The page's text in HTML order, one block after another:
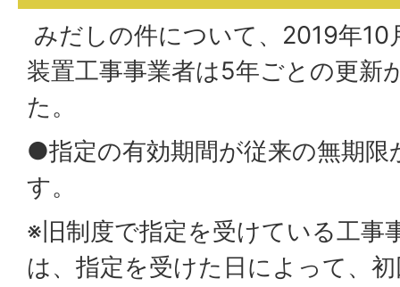
みだしの件について、2019年10
装置工事事業者は5年ごとの更新
た。
●指定の有効期間が従来の無期
す。
※旧制度で指定を受けている工事
は、指定を受けた日によって、